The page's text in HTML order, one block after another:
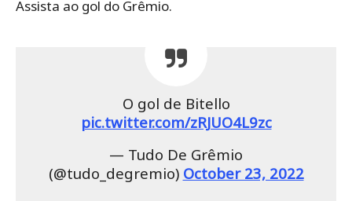
Assista ao gol do Grêmio.
O gol de Bitello
pic.twitter.com/zRJUO4L9zc
— Tudo De Grêmio
(@tudo_degremio) October 23, 2022